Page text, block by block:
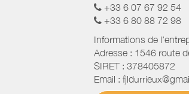
+33 6 07 67 92 54
+33 6 80 88 72 98
Informations de
Adresse : 1546 route
SIRET : 378405872
Email :